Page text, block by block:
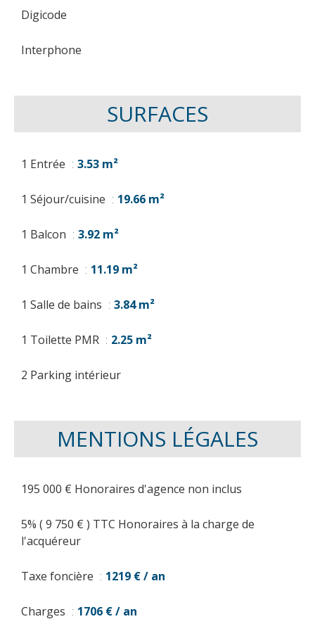
Digicode
Interphone
SURFACES
1 Entrée 3.53 m²
1 Séjour/cuisine 19.66 m²
1 Balcon 3.92 m²
1 Chambre 11.19 m²
1 Salle de bains 3.84 m²
1 Toilette PMR 2.25 m²
2 Parking intérieur
MENTIONS LÉGALES
195 000 € Honoraires d'agence non inclus
5% ( 9 750 € ) TTC Honoraires à la charge de
l'acquéreur
Taxe foncière 1219 € / an
Charges 1706 € / an